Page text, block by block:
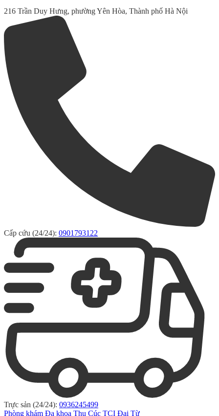
216 Trần Duy Hưng, phường Yên Hòa, Thành phố Hà Nội
Cấp cứu (24/24): 0901793122
Trực sản (24/24): 0936245499
Phòng khám Đa khoa Thu Cúc TCI Đại Từ